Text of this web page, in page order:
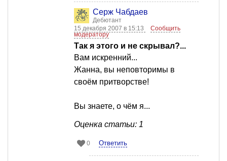
Серж Чабдаев
Дебютант
15 декабря 2007 в 15:13
Сообщить
модератору
Так я этого и не скрывал?...
Вам искренний...
Жанна, вы неповторимы в
своём притворстве!
Вы знаете, о чём я...
Оценка статьи: 1
0 Ответить